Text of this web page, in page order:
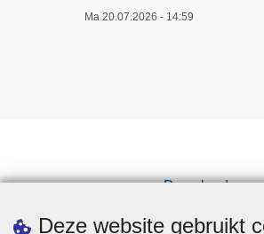
Deze website gebruikt
Ma 20.07.2026 - 14:59
Downloads
Pers